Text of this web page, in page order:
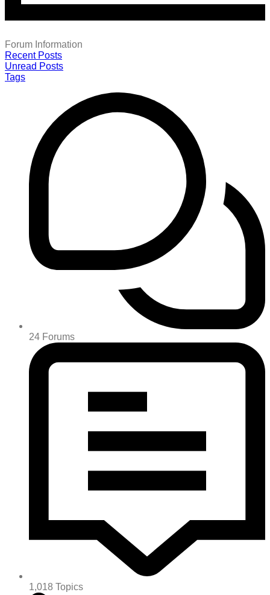
Forum Information
Recent Posts
Unread Posts
Tags
24 Forums
1,018 Topics